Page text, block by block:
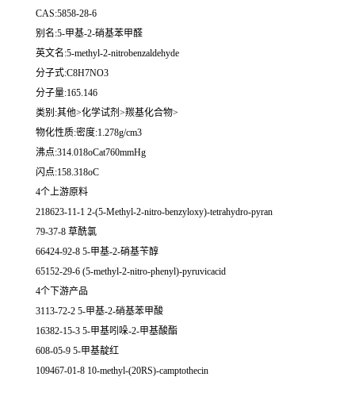
CAS:5858-28-6
别名:5-甲基-2-硝基苯甲醛
英文名:5-methyl-2-nitrobenzaldehyde
分子式:C8H7NO3
分子量:165.146
类别:其他>化学试剂>羰基化合物>
物化性质:密度:1.278g/cm3
沸点:314.018oCat760mmHg
闪点:158.318oC
4个上游原料
218623-11-1 2-(5-Methyl-2-nitro-benzyloxy)-tetrahydro-pyran
79-37-8 草酰氯
66424-92-8 5-甲基-2-硝基苄醇
65152-29-6 (5-methyl-2-nitro-phenyl)-pyruvicacid
4个下游产品
3113-72-2 5-甲基-2-硝基苯甲酸
16382-15-3 5-甲基吲哚-2-甲基酸酯
608-05-9 5-甲基靛红
109467-01-8 10-methyl-(20RS)-camptothecin